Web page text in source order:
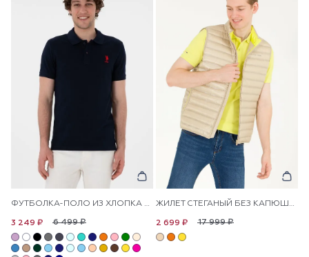
ФУТБОЛКА-ПОЛО ИЗ ХЛОПКА С ЛОГОТИПОМ
6 499 ₽
3 249 ₽
ЖИЛЕТ СТЕГАНЫЙ БЕЗ КАПЮШОНА
17 999 ₽
2 699 ₽